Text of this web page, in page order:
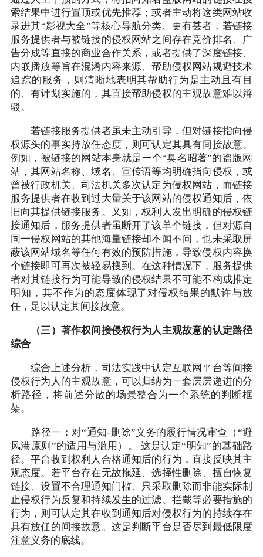
索结果中进行置顶或优先推荐；或者主动将这类网站收
录进其“影视大全”等核心导航分类。更有甚者，若链接
服务提供者与被链接的侵权网站之间存在竞价排名、广
告分成等直接的商业合作关系，或者提供了深度链接、
内嵌播放等旨在混淆内容来源、帮助侵权网站规避技术
追踪的服务，则清晰地表明其帮助行为是主动且有目
的、有计划实施的，其直接帮助侵权的主观故意难以辩
驳。
若链接服务提供者虽未主动引导，但对链接指向侵
权源头的事实持放任态度，则可认定其具有间接故意。
例如，被链接的网站本身就是一个“臭名昭著”的盗版网
站，其网站名称、域名、宣传语等均明确指向侵权，或
曾被行政机关、司法机关多次认定为侵权网站，而链接
服务提供者在收到过大量关于该网站的侵权通知后，依
旧向其提供链接服务。又如，权利人发出明确的侵权链
接通知后，服务提供者虽断开了该单个链接，但对源自
同一侵权网站的其他海量链接却不闻不问，也未采取屏
蔽该网站域名等任何有效的预防措施，导致侵权内容换
个链接即可再次被轻易搜到。在这种情况下，服务提供
者对其链接行为可能导致的侵权结果不可能不构成推定
明知，其不作为的态度体现了对侵权结果的默许与放
任，足以认定其间接故意。
（三）著作权间接侵权行为人主观故意的认定路径
综合
综合上述分析，司法实践中认定互联网平台等间接
侵权行为人的主观故意，可以归纳为一套层层递进的分
析路径，将前述分散的场景整合为一个系统的判断框
架。
路径一：对“通知-删除”义务的履行情况审查（“避
风港原则”的适用与滥用）。 这是认定“明知”的基础路
径。平台收到权利人合格通知后的行为，直接反映其主
观态度。若平台存在无故拖延、选择性删除、擅自恢复
链接、设置不合理通知门槛、只采取删除而非能实际制
止侵权行为反复和持续发生的过滤、拦截等必要措施的
行为，则可认定其在收到通知后对侵权行为的持续存在
具有放任的间接故意。这是判断平台是否尽到最低限度
注意义务的底线。